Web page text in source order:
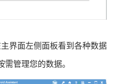
界面左侧面板看到各种数据
管理您的数据。